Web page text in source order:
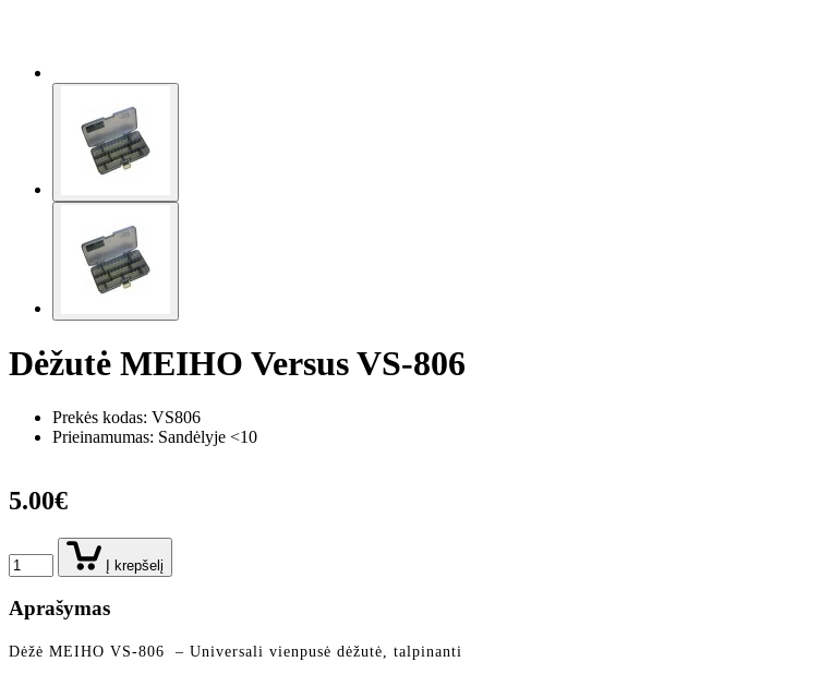
Dėžutė MEIHO Versus VS-806
Prekės kodas: VS806
Prieinamumas: Sandėlyje <10
5.00€
Į krepšelį
Aprašymas
Dėžė MEIHO VS-806 – Universali vienpusė dėžutė, talpinanti